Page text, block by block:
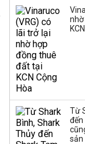
Từ
đến
sản